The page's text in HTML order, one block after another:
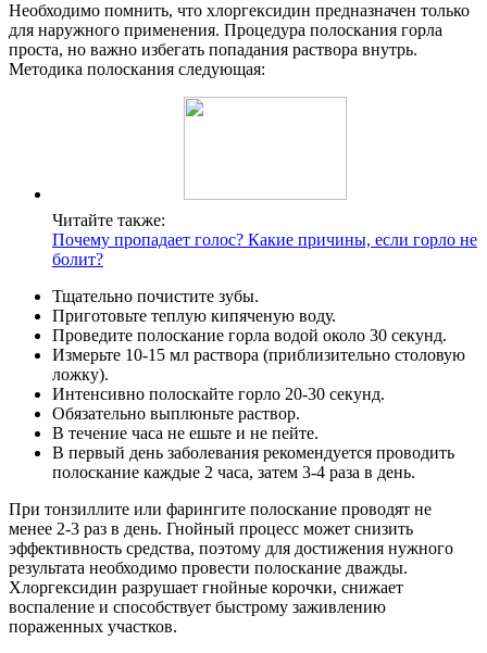
Необходимо помнить, что хлоргексидин предназначен только
для наружного применения. Процедура полоскания горла
проста, но важно избегать попадания раствора внутрь.
Методика полоскания следующая:
Читайте также:
Почему пропадает голос? Какие причины, если горло не
болит?
Тщательно почистите зубы.
Приготовьте теплую кипяченую воду.
Проведите полоскание горла водой около 30 секунд.
Измерьте 10-15 мл раствора (приблизительно столовую
ложку).
Интенсивно полоскайте горло 20-30 секунд.
Обязательно выплюньте раствор.
В течение часа не ешьте и не пейте.
В первый день заболевания рекомендуется проводить
полоскание каждые 2 часа, затем 3-4 раза в день.
При тонзиллите или фарингите полоскание проводят не
менее 2-3 раз в день. Гнойный процесс может снизить
эффективность средства, поэтому для достижения нужного
результата необходимо провести полоскание дважды.
Хлоргексидин разрушает гнойные корочки, снижает
воспаление и способствует быстрому заживлению
пораженных участков.